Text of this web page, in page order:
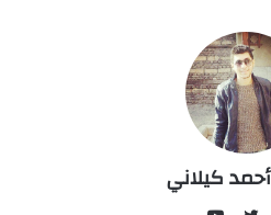
كيلاني